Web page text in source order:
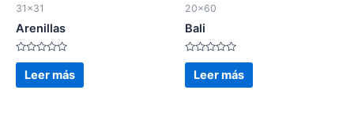
31x31
Arenillas
Valorado
en
de
Leer más
20x60
Bali
Valorado
en
de
Leer más